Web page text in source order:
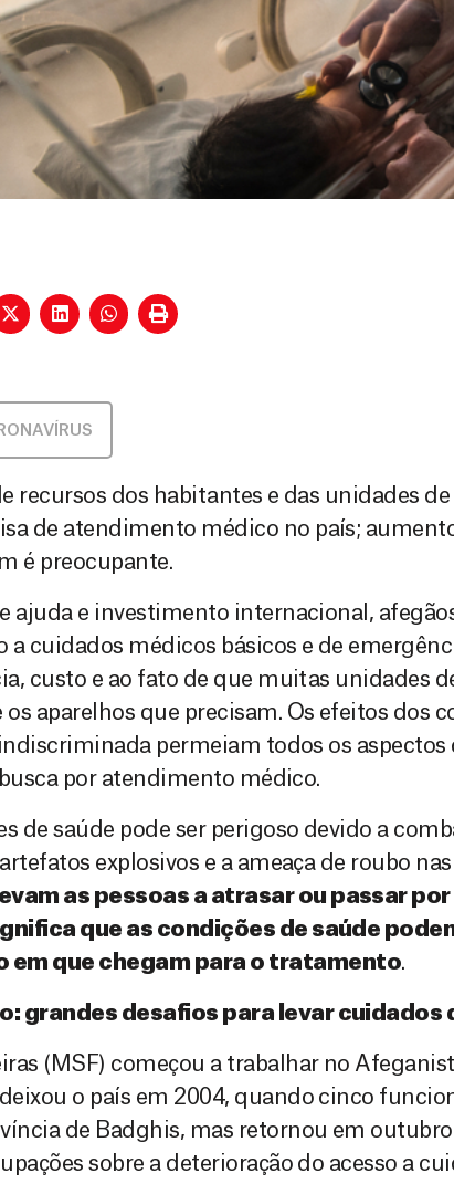
recursos dos habitantes e das unidades de
de atendimento médico no país;
é preocupante.
ajuda e investimento internacional,
a cuidados médicos básicos e de
custo e ao fato de que muitas unidades
os aparelhos que precisam. Os efeitos dos
permeiam todos os aspectos
por atendimento médico.
de saúde pode ser perigoso devido a
explosivos e a ameaça de roubo
as pessoas a atrasar ou passar
que as condições de saúde
em que chegam para o tratamento.
grandes desafios para levar cuidados
(MSF) começou a trabalhar no
o país em 2004, quando cinco
de Badghis, mas retornou em
sobre a deterioração do acesso a